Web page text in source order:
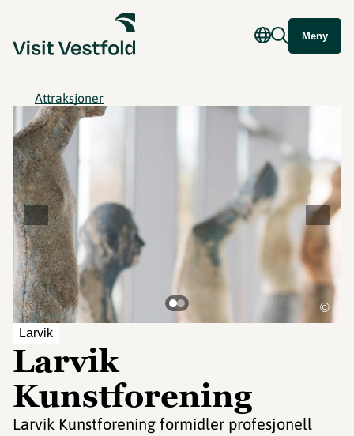
Meny
Attraksjoner
Larvik
Larvik
Kunstforening
Larvik Kunstforening formidler profesjonell
©